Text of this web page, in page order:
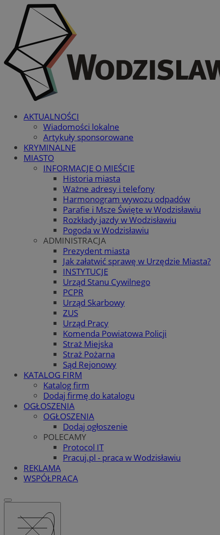
AKTUALNOŚCI
Wiadomości lokalne
Artykuły sponsorowane
KRYMINALNE
MIASTO
INFORMACJE O MIEŚCIE
Historia miasta
Ważne adresy i telefony
Harmonogram wywozu odpadów
Parafie i Msze Święte w Wodzisławiu
Rozkłady jazdy w Wodzisławiu
Pogoda w Wodzisławiu
ADMINISTRACJA
Prezydent miasta
Jak załatwić sprawę w Urzędzie Miasta?
INSTYTUCJE
Urząd Stanu Cywilnego
PCPR
Urząd Skarbowy
ZUS
Urząd Pracy
Komenda Powiatowa Policji
Straż Miejska
Straż Pożarna
Sąd Rejonowy
KATALOG FIRM
Katalog firm
Dodaj firmę do katalogu
OGŁOSZENIA
OGŁOSZENIA
Dodaj ogłoszenie
POLECAMY
Protocol IT
Pracuj.pl - praca w Wodzisławiu
REKLAMA
WSPÓŁPRACA